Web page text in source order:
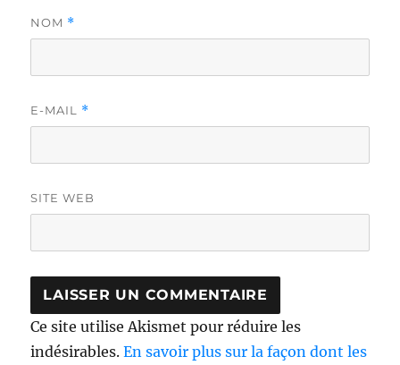
NOM *
E-MAIL *
SITE WEB
Ce site utilise Akismet pour réduire les
indésirables.En savoir plus sur la façon dont les